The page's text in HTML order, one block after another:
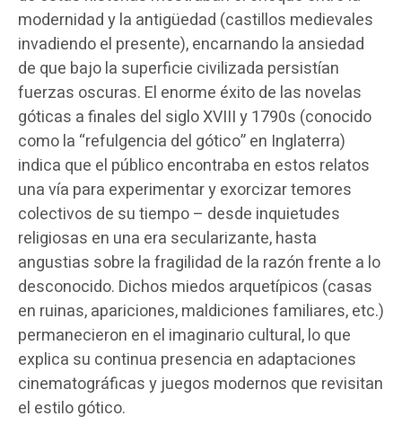
modernidad y la antigüedad (castillos medievales
invadiendo el presente), encarnando la ansiedad
de que bajo la superficie civilizada persistían
fuerzas oscuras. El enorme éxito de las novelas
góticas a finales del siglo XVIII y 1790s (conocido
como la “refulgencia del gótico” en Inglaterra)
indica que el público encontraba en estos relatos
una vía para experimentar y exorcizar temores
colectivos de su tiempo – desde inquietudes
religiosas en una era secularizante, hasta
angustias sobre la fragilidad de la razón frente a lo
desconocido. Dichos miedos arquetípicos (casas
en ruinas, apariciones, maldiciones familiares, etc.)
permanecieron en el imaginario cultural, lo que
explica su continua presencia en adaptaciones
cinematográficas y juegos modernos que revisitan
el estilo gótico.